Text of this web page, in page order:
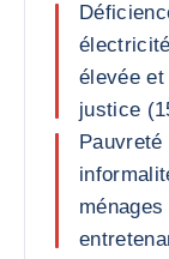
élevée
justice
Pauvreté